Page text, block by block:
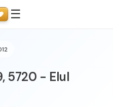
☰
5720 - Elul